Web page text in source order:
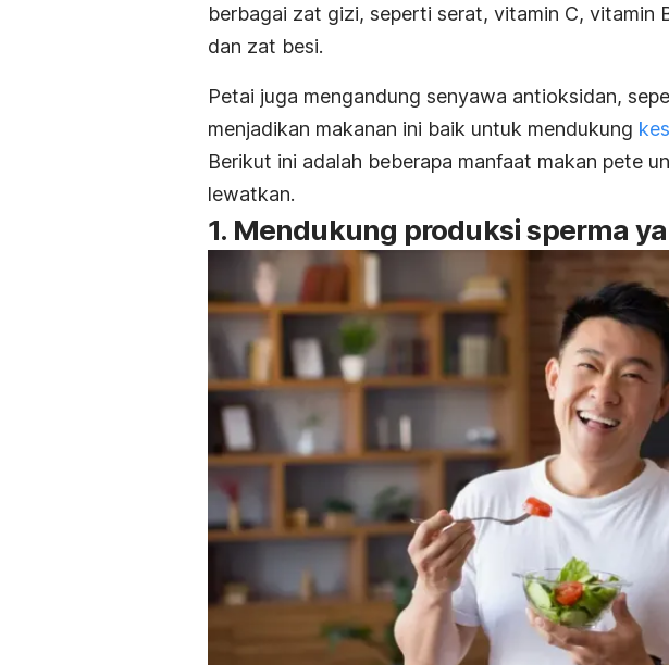
berbagai zat gizi, seperti serat, vitamin C, vitamin
dan zat besi.
Petai juga mengandung senyawa antioksidan,
menjadikan makanan ini baik untuk mendukung
Berikut ini adalah beberapa manfaat makan pete
lewatkan.
1. Mendukung produksi sperma